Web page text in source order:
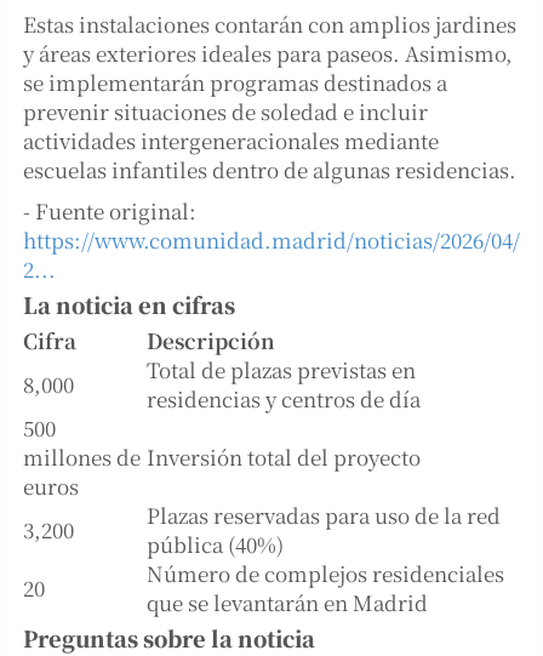
Estas instalaciones contarán con amplios jardines
y áreas exteriores ideales para paseos. Asimismo,
se implementarán programas destinados a
prevenir situaciones de soledad e incluir
actividades intergeneracionales mediante
escuelas infantiles dentro de algunas residencias.
- Fuente original:
https://www.comunidad.madrid/noticias/2026/04/
2...
La noticia en cifras
Cifra
Descripción
8,000
Total de plazas previstas en
residencias y centros de día
500
millones de
euros
Inversión total del proyecto
3,200
Plazas reservadas para uso de la red
pública (40%)
20
Número de complejos residenciales
que se levantarán en Madrid
Preguntas sobre la noticia